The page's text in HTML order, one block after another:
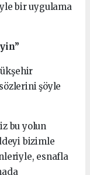
bir uygulama
şöyle
bu yolun
bizimle
esnafla